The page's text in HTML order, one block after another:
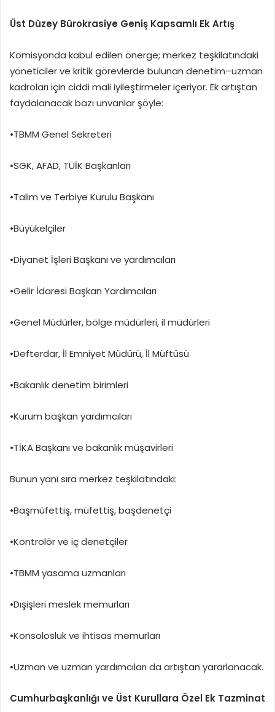
Üst Düzey Bürokrasiye Geniş Kapsamlı Ek Artış
Komisyonda kabul edilen önerge; merkez teşkilatındaki
yöneticiler ve kritik görevlerde bulunan denetim–uzman
kadroları için ciddi mali iyileştirmeler içeriyor. Ek artıştan
faydalanacak bazı unvanlar şöyle:
•TBMM Genel Sekreteri
•SGK, AFAD, TÜİK Başkanları
•Talim ve Terbiye Kurulu Başkanı
•Büyükelçiler
•Diyanet İşleri Başkanı ve yardımcıları
•Gelir İdaresi Başkan Yardımcıları
•Genel Müdürler, bölge müdürleri, il müdürleri
•Defterdar, İl Emniyet Müdürü, İl Müftüsü
•Bakanlık denetim birimleri
•Kurum başkan yardımcıları
•TİKA Başkanı ve bakanlık müşavirleri
Bunun yanı sıra merkez teşkilatındaki:
•Başmüfettiş, müfettiş, başdenetçi
•Kontrolör ve iç denetçiler
•TBMM yasama uzmanları
•Dışişleri meslek memurları
•Konsolosluk ve ihtisas memurları
•Uzman ve uzman yardımcıları da artıştan yararlanacak.
Cumhurbaşkanlığı ve Üst Kurullara Özel Ek Tazminat